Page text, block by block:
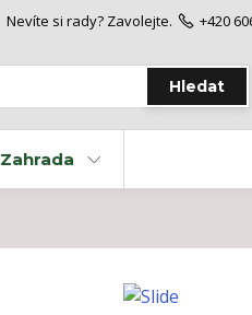
Hledat
Nevíte si rady? Zavolejte. +420
Zahrada